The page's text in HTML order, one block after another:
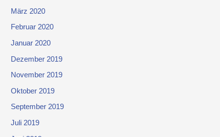
März 2020
Februar 2020
Januar 2020
Dezember 2019
November 2019
Oktober 2019
September 2019
Juli 2019